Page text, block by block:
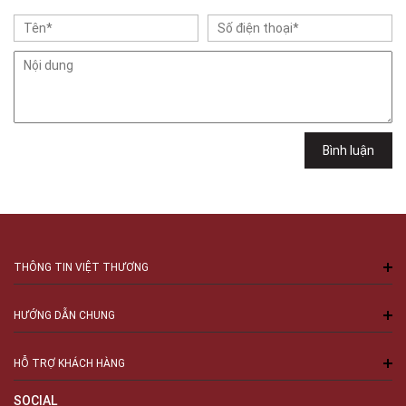
Việt Thương Music - 102Q An Dương Vương
102Q Đường An Dương Vương, Phường An Đông, TPHCM, Quận 5, Hồ Chí
Minh
Bình luận
THÔNG TIN VIỆT THƯƠNG
HƯỚNG DẪN CHUNG
HỖ TRỢ KHÁCH HÀNG
SOCIAL